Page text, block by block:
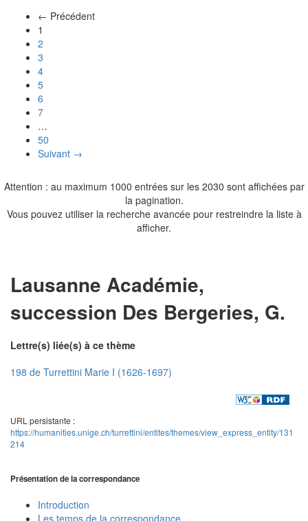
← Précédent
1
2
3
4
5
6
7
…
50
Suivant →
Attention : au maximum 1000 entrées sur les 2030 sont affichées par
la pagination.
Vous pouvez utiliser la recherche avancée pour restreindre la liste à
afficher.
Lausanne Académie,
succession Des Bergeries, G.
Lettre(s) liée(s) à ce thème
198 de Turrettini Marie I (1626-1697)
URL persistante :
https://humanities.unige.ch/turrettini/entites/themes/view_express_entity/131
214
Présentation de la correspondance
Introduction